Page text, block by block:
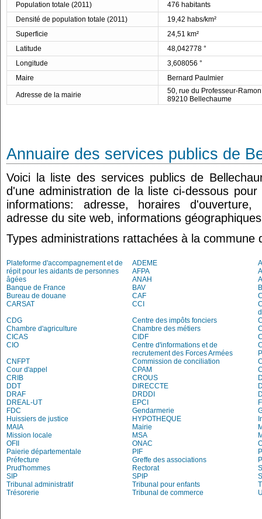
Population totale (2011)
476 habitants
Densité de population totale (2011)
19,42 habs/km²
Superficie
24,51 km²
Latitude
48,042778 °
Longitude
3,608056 °
Maire
Bernard Paulmier
Adresse de la mairie
50, rue du Professeur-Ramon
89210 Bellechaume
Annuaire des services publics de
Voici la liste des services publics de
d'une administration de la liste ci-dessous
informations: adresse, horaires
adresse du site web, informations
Types administrations rattachées à la commune
Plateforme d'accompagnement et de
répit pour les aidants de personnes
âgées
ADEME
AFPA
ANAH
Banque de France
BAV
Bureau de douane
CAF
CARSAT
CCI
CDG
Centre des impôts fonciers
Chambre d'agriculture
Chambre des métiers
CICAS
CIDF
CIO
Centre d'informations et de
recrutement des Forces Armées
CNFPT
Commission de conciliation
Cour d'appel
CPAM
CRIB
CROUS
DDT
DIRECCTE
DRAF
DRDDI
DREAL-UT
EPCI
FDC
Gendarmerie
Huissiers de justice
HYPOTHEQUE
MAIA
Mairie
Mission locale
MSA
OFII
ONAC
Paierie départementale
PIF
Préfecture
Greffe des associations
Prud'hommes
Rectorat
SIP
SPIP
Tribunal administratif
Tribunal pour enfants
Trésorerie
Tribunal de commerce